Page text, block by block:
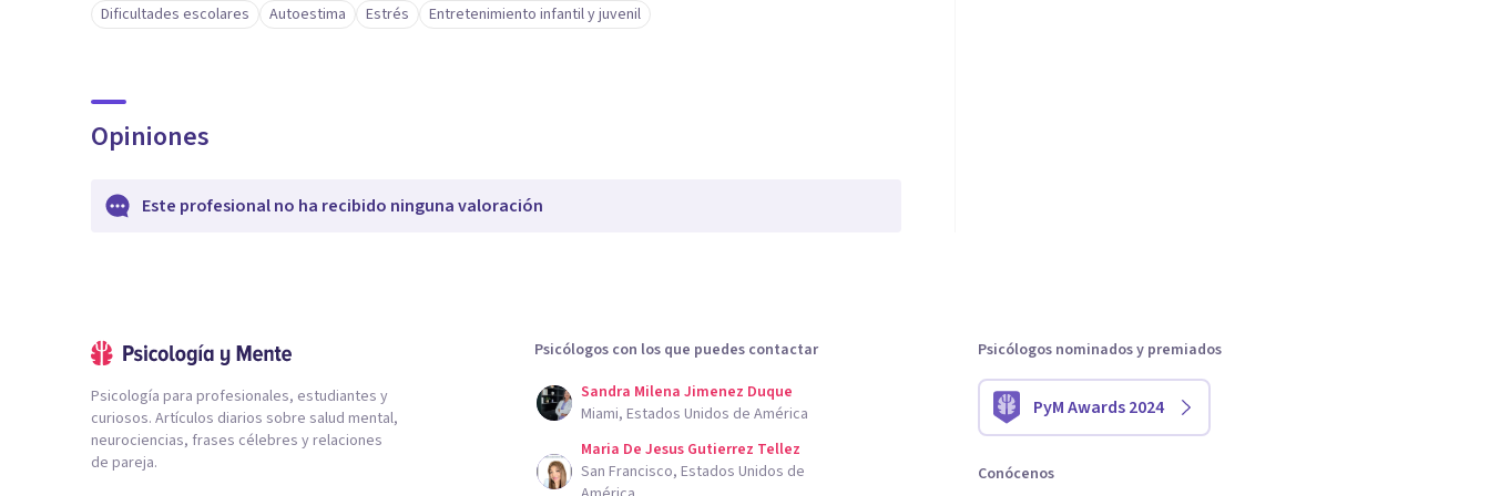
Dificultades escolares Autoestima Estrés Entretenimiento infantil y juvenil
Opiniones
Este profesional no ha recibido ninguna valoración
Psicología para profesionales, estudiantes y
curiosos. Artículos diarios sobre salud mental,
neurociencias, frases célebres y relaciones
de pareja.
Psicólogos con los que puedes contactar
Sandra Milena Jimenez Duque
Miami, Estados Unidos de América
Maria De Jesus Gutierrez Tellez
San Francisco, Estados Unidos de
Psicólogos nominados y premiados
PyM Awards 2024
Conócenos